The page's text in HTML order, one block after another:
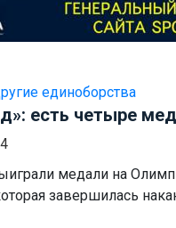
единоборства
есть четыре
медали на
завершилась